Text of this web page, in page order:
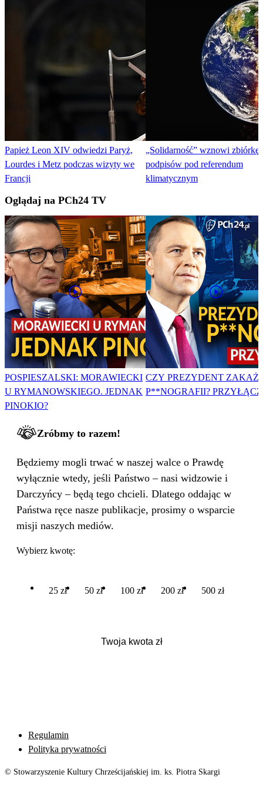
Papież Leon XIV odwiedzi Paryż,
Lourdes i Metz podczas wizyty we
Francji
„Solidarność” wznowi zbiórkę
podpisów pod referendum
klimatycznym
Oglądaj na PCh24 TV
POSPIESZALSKI: MORAWIECKI
U RYMANOWSKIEGO. JEDNAK
PINOKIO?
CZY PREZYDENT
P**NOGRAFII?
Zróbmy to razem!
Będziemy mogli trwać w naszej walce o Prawdę
wyłącznie wtedy, jeśli Państwo – nasi widzowie i
Darczyńcy – będą tego chcieli. Dlatego oddając w
Państwa ręce nasze publikacje, prosimy o wsparcie
misji naszych mediów.
Wybierz kwotę:
25 zł 50 zł 100 zł 200 zł 500 zł
Regulamin
Polityka prywatności
© Stowarzyszenie Kultury Chrześcijańskiej im. ks. Piotra Skargi